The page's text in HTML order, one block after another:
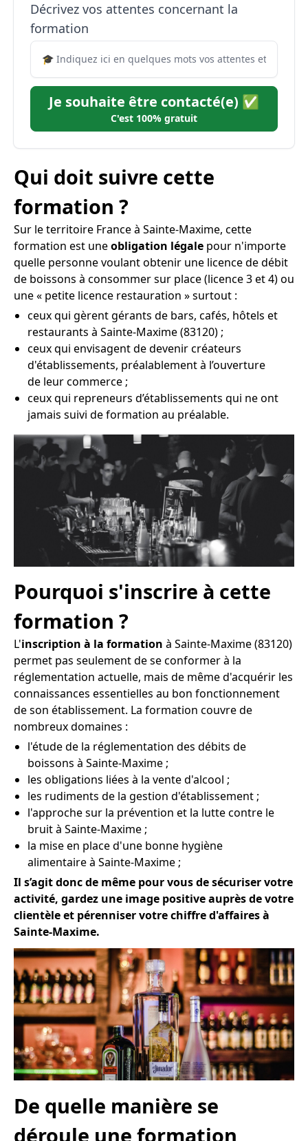
Décrivez vos attentes concernant la
formation
Je souhaite être contacté(e) ✅
C'est 100% gratuit
Qui doit suivre cette
formation ?
Sur le territoire France à Sainte-Maxime, cette
formation est uneobligation légale pour n'importe
quelle personne voulant obtenir une licence de débit
de boissons à consommer sur place (licence 3 et 4) ou
une « petite licence restauration » surtout :
ceux qui gèrent gérants de bars, cafés, hôtels et
restaurants à Sainte-Maxime (83120) ;
ceux qui envisagent de devenir créateurs
d'établissements, préalablement à l’ouverture
de leur commerce ;
ceux qui repreneurs d’établissements qui ne ont
jamais suivi de formation au préalable.
Pourquoi s'inscrire à cette
formation ?
L'inscription à la formation à Sainte-Maxime (83120)
permet pas seulement de se conformer à la
réglementation actuelle, mais de même d'acquérir les
connaissances essentielles au bon fonctionnement
de son établissement. La formation couvre de
nombreux domaines :
l'étude de la réglementation des débits de
boissons à Sainte-Maxime ;
les obligations liées à la vente d'alcool ;
les rudiments de la gestion d'établissement ;
l'approche sur la prévention et la lutte contre le
bruit à Sainte-Maxime ;
la mise en place d'une bonne hygiène
alimentaire à Sainte-Maxime ;
Il s’agit donc de même pour vous de sécuriser votre
activité, gardez une image positive auprès de votre
clientèle et pérenniser votre chiffre d'affaires à
Sainte-Maxime.
De quelle manière se
déroule une formation